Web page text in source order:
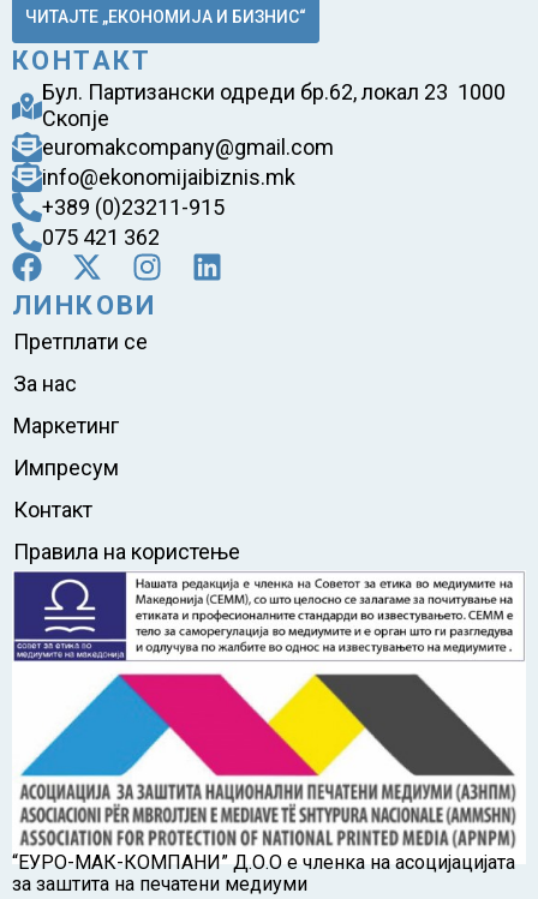
ЧИТАЈТЕ „ЕКОНОМИЈА И БИЗНИС“
КОНТАКТ
Бул. Партизански одреди бр.62, локал 23 1000
Скопје
euromakcompany@gmail.com
info@ekonomijaibiznis.mk
+389 (0)23211-915
075 421 362
ЛИНКОВИ
Претплати се
За нас
Маркетинг
Импресум
Контакт
Правила на користење
“ЕУРО-МАК-КОМПАНИ” Д.О.О е членка на асоцијацијата
за заштита на печатени медиуми